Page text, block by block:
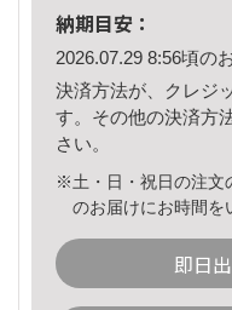
納期目安：
2026.07.29 8:56頃の
決済方法が、クレジ
す。その他の決済方
さい。
※土・日・祝日の注文
のお届けにお時間を
即日